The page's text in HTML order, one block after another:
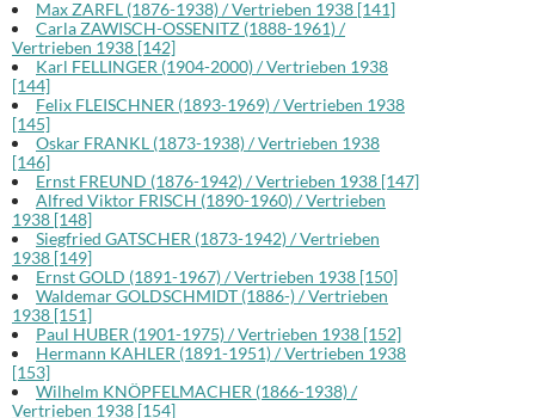
Max ZARFL (1876-1938) / Vertrieben 1938 [141]
Carla ZAWISCH-OSSENITZ (1888-1961) /
Vertrieben 1938 [142]
Karl FELLINGER (1904-2000) / Vertrieben 1938
[144]
Felix FLEISCHNER (1893-1969) / Vertrieben 1938
[145]
Oskar FRANKL (1873-1938) / Vertrieben 1938
[146]
Ernst FREUND (1876-1942) / Vertrieben 1938 [147]
Alfred Viktor FRISCH (1890-1960) / Vertrieben
1938 [148]
Siegfried GATSCHER (1873-1942) / Vertrieben
1938 [149]
Ernst GOLD (1891-1967) / Vertrieben 1938 [150]
Waldemar GOLDSCHMIDT (1886-) / Vertrieben
1938 [151]
Paul HUBER (1901-1975) / Vertrieben 1938 [152]
Hermann KAHLER (1891-1951) / Vertrieben 1938
[153]
Wilhelm KNÖPFELMACHER (1866-1938) /
Vertrieben 1938 [154]